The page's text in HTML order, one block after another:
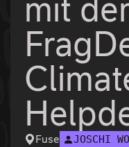
mit
Fuse JOSCHI